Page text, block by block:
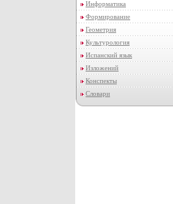
Информатика
Формирование
Геометрия
Культурология
Испанский язык
Изложений
Конспекты
Словари